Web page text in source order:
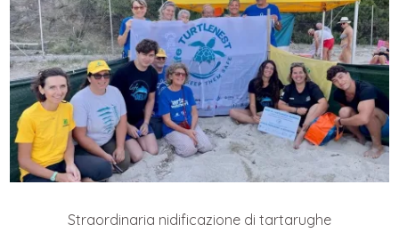
Straordinaria nidificazione di tartarughe